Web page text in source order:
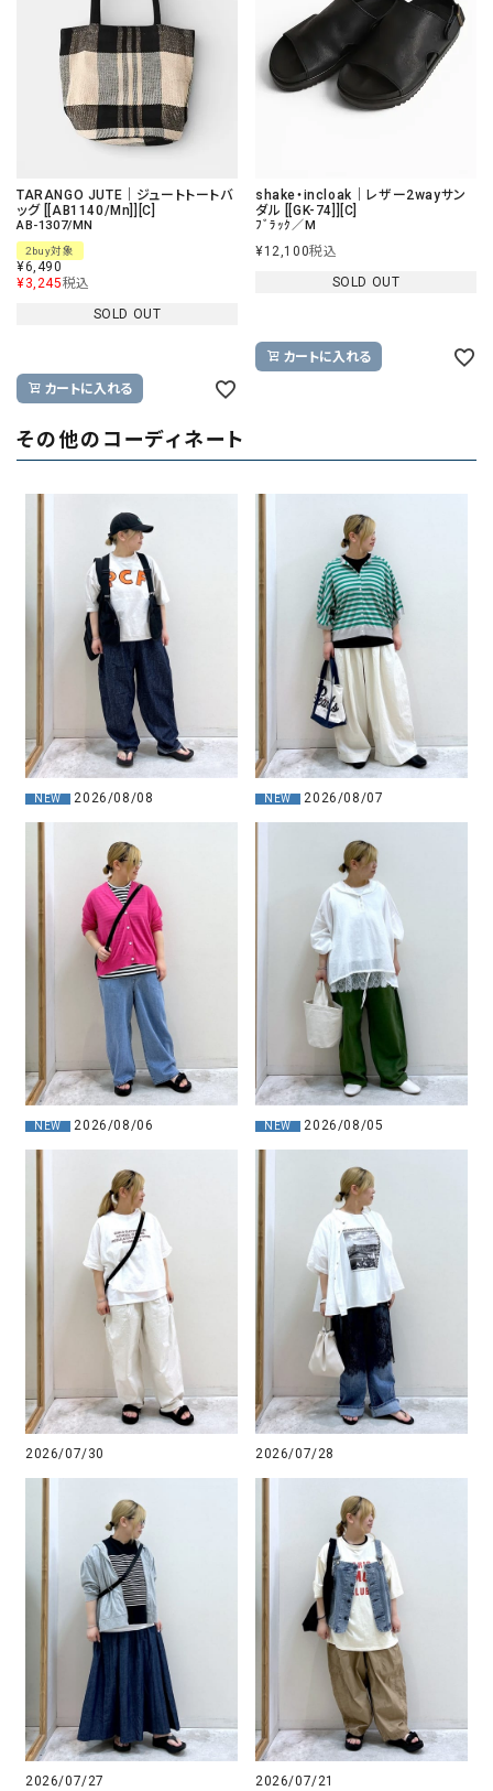
TARANGO JUTE｜ジュートトートバ
ッグ [[AB1140/Mn]][C]
AB-1307/MN
2buy対象
¥6,490
¥3,245税込
SOLD OUT
カートに入れる
shake・incloak｜レザー2wayサン
ダル [[GK-74]][C]
ﾌﾞﾗｯｸ／M
¥12,100税込
SOLD OUT
カートに入れる
その他のコーディネート
NEW 2026/08/08 NEW 2026/08/07
NEW 2026/08/06 NEW 2026/08/05
2026/07/30 2026/07/28
2026/07/27 2026/07/21